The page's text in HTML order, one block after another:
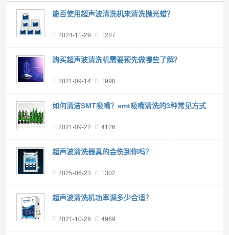
能否使用超声波清洗机来清洗抛光蜡？
2024-11-29 1287
购买超声波清洗机需要预先做哪些了解？
2021-09-14 1998
如何清洁SMT吸嘴？smt吸嘴清洗的3种常见方式
2021-09-22 4126
超声波清洗器真的会伤到你吗？
2025-06-23 1302
超声波清洗机功率调多少合适？
2021-10-26 4969